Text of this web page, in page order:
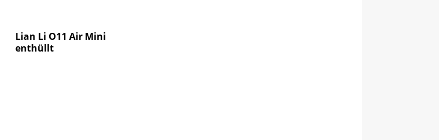
Lian Li O11 Air Mini
enthüllt